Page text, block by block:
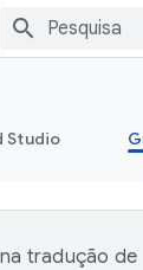
Studio
tradução de